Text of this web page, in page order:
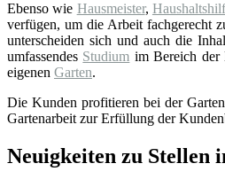
Ebenso wie Hausmeister,
verfügen, um die Arbeit fachgerecht
unterscheiden sich und auch die
umfassendes Studium im Bereich der
eigenen Garten.
Die Kunden profitieren bei der
Gartenarbeit zur Erfüllung der
Neuigkeiten zu Stellen